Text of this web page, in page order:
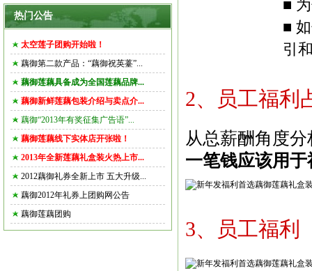
热门公告
太空莲子团购开始啦！
藕御第二款产品：“藕御祝英薹”...
藕御莲藕具备成为全国莲藕品牌...
藕御新鲜莲藕包装介绍与卖点介...
藕御“2013年有奖征集广告语”...
藕御莲藕线下实体店开张啦！
2013年全新莲藕礼盒装火热上市...
2012藕御礼券全新上市 五大升级...
藕御2012年礼券上团购网公告
藕御莲藕团购
■
■
引
2、员工福利
从总薪酬角度
一笔钱应该用
3、员工福利